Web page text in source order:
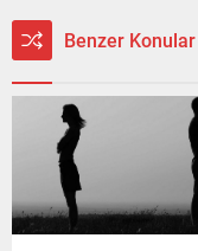
Benzer Konular